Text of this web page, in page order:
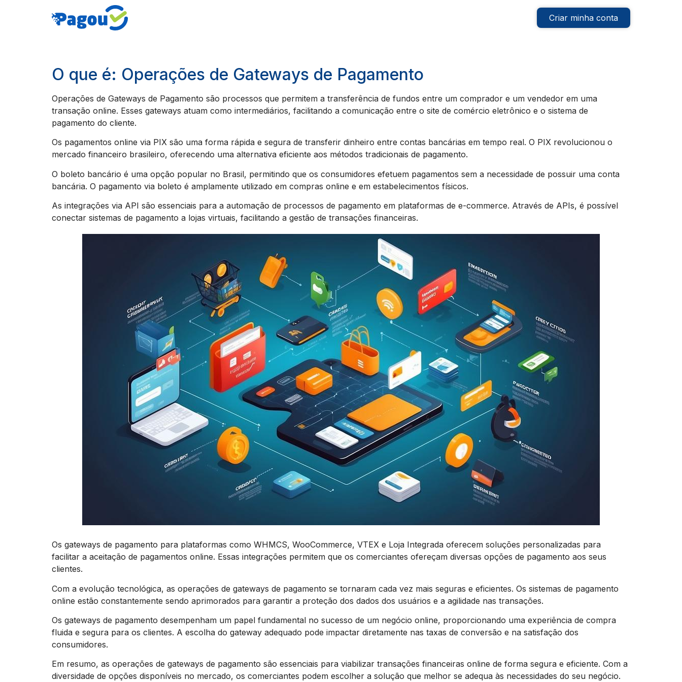
Criar minha conta
O que é: Operações de Gateways de Pagamento
Operações de Gateways de Pagamento são processos que permitem a transferência de fundos entre um comprador e um vendedor em uma
transação online. Esses gateways atuam como intermediários, facilitando a comunicação entre o site de comércio eletrônico e o sistema de
pagamento do cliente.
Os pagamentos online via PIX são uma forma rápida e segura de transferir dinheiro entre contas bancárias em tempo real. O PIX revolucionou o
mercado financeiro brasileiro, oferecendo uma alternativa eficiente aos métodos tradicionais de pagamento.
O boleto bancário é uma opção popular no Brasil, permitindo que os consumidores efetuem pagamentos sem a necessidade de possuir uma conta
bancária. O pagamento via boleto é amplamente utilizado em compras online e em estabelecimentos físicos.
As integrações via API são essenciais para a automação de processos de pagamento em plataformas de e-commerce. Através de APIs, é possível
conectar sistemas de pagamento a lojas virtuais, facilitando a gestão de transações financeiras.
Os gateways de pagamento para plataformas como WHMCS, WooCommerce, VTEX e Loja Integrada oferecem soluções personalizadas para
facilitar a aceitação de pagamentos online. Essas integrações permitem que os comerciantes ofereçam diversas opções de pagamento aos seus
clientes.
Com a evolução tecnológica, as operações de gateways de pagamento se tornaram cada vez mais seguras e eficientes. Os sistemas de pagamento
online estão constantemente sendo aprimorados para garantir a proteção dos dados dos usuários e a agilidade nas transações.
Os gateways de pagamento desempenham um papel fundamental no sucesso de um negócio online, proporcionando uma experiência de compra
fluida e segura para os clientes. A escolha do gateway adequado pode impactar diretamente nas taxas de conversão e na satisfação dos
consumidores.
Em resumo, as operações de gateways de pagamento são essenciais para viabilizar transações financeiras online de forma segura e eficiente. Com a
diversidade de opções disponíveis no mercado, os comerciantes podem escolher a solução que melhor se adequa às necessidades do seu negócio.